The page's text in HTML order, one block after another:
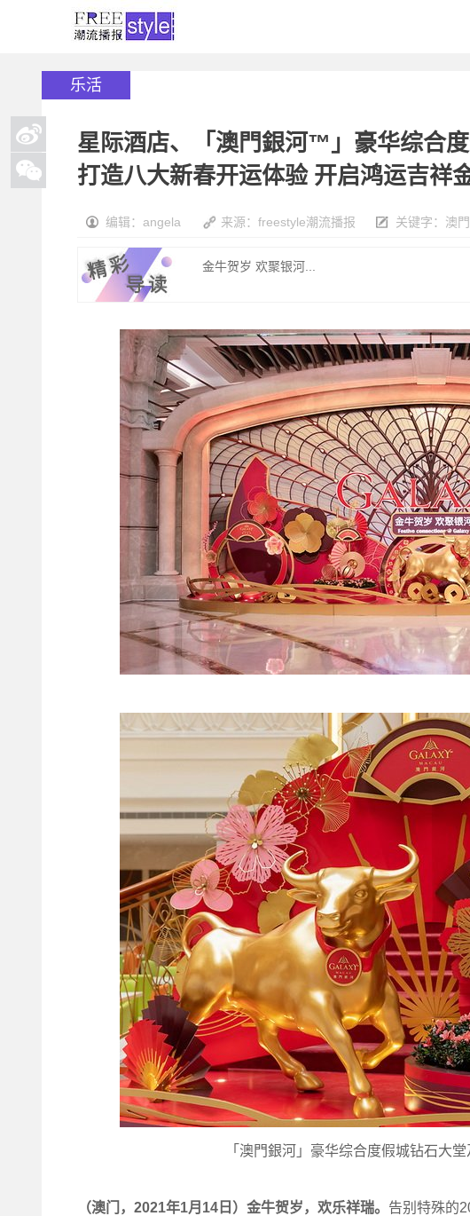
乐活
星际酒店、「澳門銀河™」豪华综合
打造八大新春开运体验 开启鸿运吉祥
编辑：angela 来源：freestyle潮流播报 关键字： 澳
金牛贺岁 欢聚银河...
「澳門銀河」豪华综合度假城钻石大
（澳门， 2021年1月 14 日）金牛贺岁，欢乐祥瑞。 告别特殊的